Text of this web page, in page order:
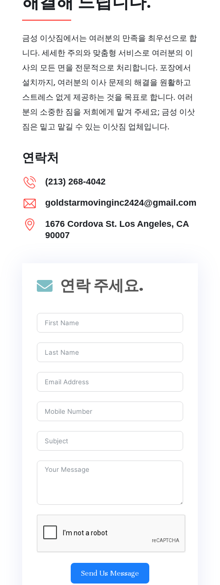
 연락 주세요.
Send Us Message
금성 이삿짐에서는 여러분의 만족을 최우선으로 합
니다. 세세한 주의와 맞춤형 서비스로 여러분의 이
사의 모든 면을 전문적으로 처리합니다. 포장에서
설치까지, 여러분의 이사 문제의 해결을 원활하고
스트레스 없게 제공하는 것을 목표로 합니다. 여러
분의 소중한 짐을 저희에게 맡겨 주세요; 금성 이삿
짐은 밑고 맡길 수 있는 이삿짐 업체입니다.
연락처
(213) 268-4042
goldstarmovinginc2424@gmail.com
1676 Cordova St. Los Angeles, CA
90007